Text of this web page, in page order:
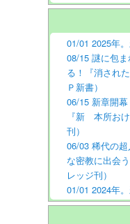
01/01 2025年
08/15 謎に包
る！『消され
Ｐ新書）
06/15 新章開
『新 本所お
刊）
06/03 稀代の
な密教に出会
レッジ刊）
01/01 2024年